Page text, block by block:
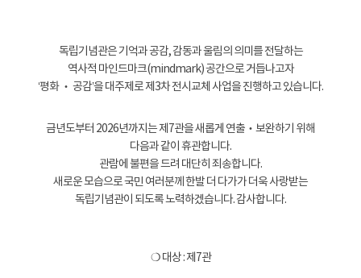
독립기념관은 기억과 공감, 감동과 울림의 의미를 전달하는
역사적 마인드마크(mindmark) 공간으로 거듭나고자
‘평화 ‧ 공감’을 대주제로 제3차 전시교체 사업을 진행하고 있습니다.
금년도부터 2026년까지는 제7관을 새롭게 연출‧보완하기 위해
다음과 같이 휴관합니다.
관람에 불편을 드려 대단히 죄송합니다.
새로운 모습으로 국민 여러분께 한발 더 다가가 더욱 사랑받는
독립기념관이 되도록 노력하겠습니다. 감사합니다.
❍ 대상 : 제7관